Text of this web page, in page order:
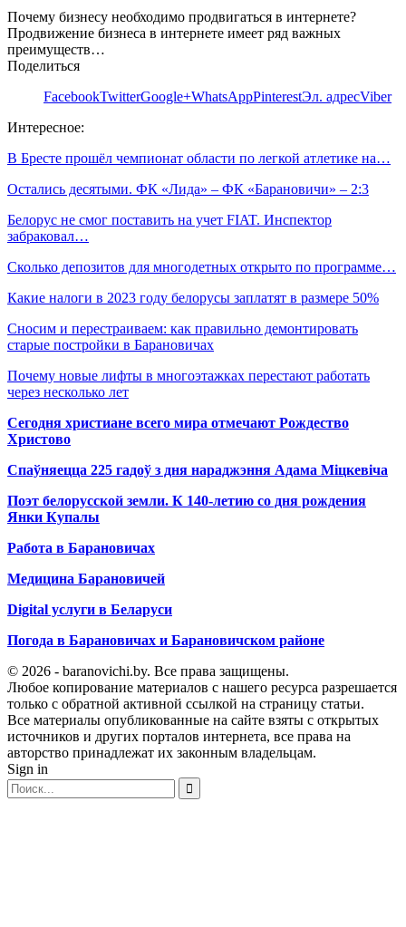
Почему бизнесу необходимо продвигаться в интернете?
Продвижение бизнеса в интернете имеет ряд важных
преимуществ…
Поделиться
FacebookTwitterGoogle+WhatsAppPinterestЭл. адресViber
Интересное:
В Бресте прошёл чемпионат области по легкой атлетике на…
Остались десятыми. ФК «Лида» – ФК «Барановичи» – 2:3
Белорус не смог поставить на учет FIAT. Инспектор
забраковал…
Сколько депозитов для многодетных открыто по программе…
Какие налоги в 2023 году белорусы заплатят в размере 50%
Сносим и перестраиваем: как правильно демонтировать
старые постройки в Барановичах
Почему новые лифты в многоэтажках перестают работать
через несколько лет
Сегодня христиане всего мира отмечают Рождество
Христово
Спаўняецца 225 гадоў з дня нараджэння Адама Міцкевіча
Поэт белорусской земли. К 140-летию со дня рождения
Янки Купалы
Работа в Барановичах
Медицина Барановичей
Digital услуги в Беларуси
Погода в Барановичах и Барановичском районе
© 2026 - baranovichi.by. Все права защищены.
Любое копирование материалов с нашего ресурса разрешается
только с обратной активной ссылкой на страницу статьи.
Все материалы опубликованные на сайте взяты с открытых
источников и других порталов интернета, все права на
авторство принадлежат их законным владельцам.
Sign in